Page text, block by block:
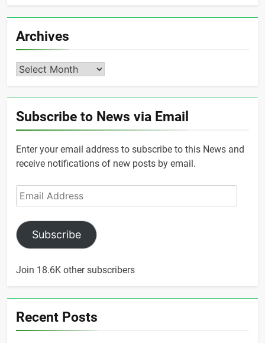
Archives
Archives
Subscribe to News via Email
Enter your email address to subscribe to this News and
receive notifications of new posts by email.
Email
Address
Subscribe
Join 18.6K other subscribers
Recent Posts